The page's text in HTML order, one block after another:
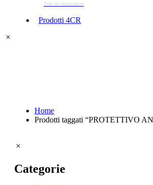
Tute da verniciatura
Prodotti 4CR
Home
Prodotti taggati “PROTETTIVO
Categorie